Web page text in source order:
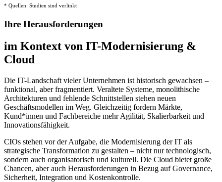
* Quellen: Studien sind verlinkt
Ihre Herausforderungen
im Kontext von IT-Modernisierung &
Cloud
Die IT-Landschaft vieler Unternehmen ist historisch gewachsen –
funktional, aber fragmentiert. Veraltete Systeme, monolithische
Architekturen und fehlende Schnittstellen stehen neuen
Geschäftsmodellen im Weg. Gleichzeitig fordern Märkte,
Kund*innen und Fachbereiche mehr Agilität, Skalierbarkeit und
Innovationsfähigkeit.
CIOs stehen vor der Aufgabe, die Modernisierung der IT als
strategische Transformation zu gestalten – nicht nur technologisch,
sondern auch organisatorisch und kulturell. Die Cloud bietet große
Chancen, aber auch Herausforderungen in Bezug auf Governance,
Sicherheit, Integration und Kostenkontrolle.